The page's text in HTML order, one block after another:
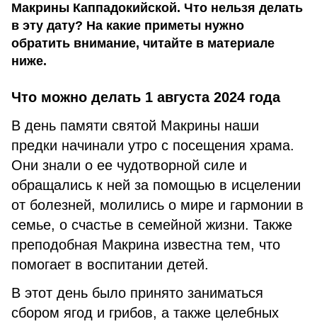
Макрины Каппадокийской. Что нельзя делать
в эту дату? На какие приметы нужно
обратить внимание, читайте в материале
ниже.
Что можно делать 1 августа 2024 года
В день памяти святой Макрины наши
предки начинали утро с посещения храма.
Они знали о ее чудотворной силе и
обращались к ней за помощью в исцелении
от болезней, молились о мире и гармонии в
семье, о счастье в семейной жизни. Также
преподобная Макрина известна тем, что
помогает в воспитании детей.
В этот день было принято заниматься
сбором ягод и грибов, а также целебных